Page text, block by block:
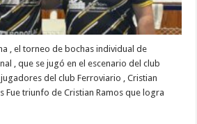
, el torneo de bochas individual de
, que se jugó en el escenario del club
del club Ferroviario , Cristian
Fue triunfo de Cristian Ramos que logra